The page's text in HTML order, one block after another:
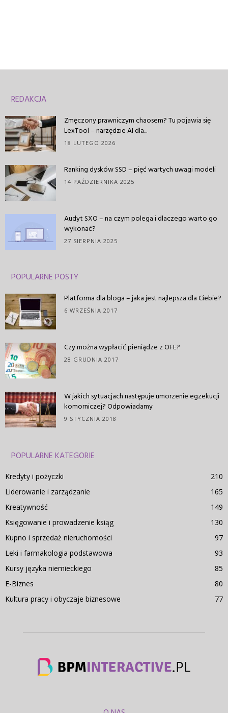
REDAKCJA
Zmęczony prawniczym chaosem? Tu pojawia się
LexTool – narzędzie AI dla...
18 LUTEGO 2026
Ranking dysków SSD – pięć wartych uwagi modeli
14 PAŹDZIERNIKA 2025
Audyt SXO – na czym polega i dlaczego warto go
wykonać?
27 SIERPNIA 2025
POPULARNE POSTY
Platforma dla bloga – jaka jest najlepsza dla Ciebie?
6 WRZEŚNIA 2017
Czy można wypłacić pieniądze z OFE?
28 GRUDNIA 2017
W jakich sytuacjach następuje umorzenie egzekucji
komorniczej? Odpowiadamy
9 STYCZNIA 2018
POPULARNE KATEGORIE
Kredyty i pożyczki
210
Liderowanie i zarządzanie
165
Kreatywność
149
Księgowanie i prowadzenie ksiąg
130
Kupno i sprzedaż nieruchomości
97
Leki i farmakologia podstawowa
93
Kursy języka niemieckiego
85
E-Biznes
80
Kultura pracy i obyczaje biznesowe
77